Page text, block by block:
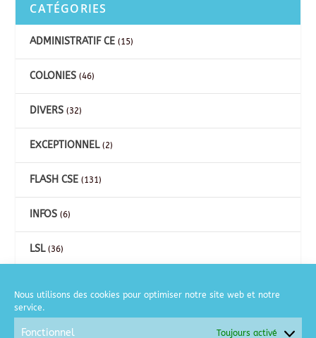
Nous utilisons des cookies pour optimiser notre site web et notre
service.
Fonctionnel Toujours activé
CATÉGORIES
ADMINISTRATIF CE (15)
COLONIES (46)
DIVERS (32)
EXCEPTIONNEL(2)
FLASH CSE (131)
INFOS (6)
LSL(36)
COURSE A PIED(2)